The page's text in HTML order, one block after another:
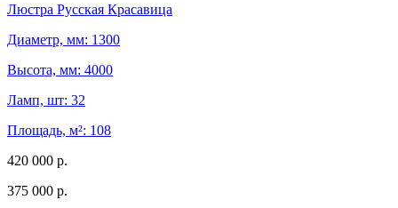
Люстра Русская Красавица
Диаметр, мм: 1300
Высота, мм: 4000
Ламп, шт: 32
Площадь, м²: 108
420 000 р.
375 000 р.